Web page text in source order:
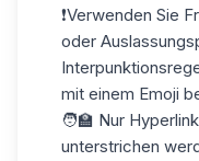
❗Verwenden Sie
oder
mit einem Emoji
🧑‍🏫 Nur
unterstrichen